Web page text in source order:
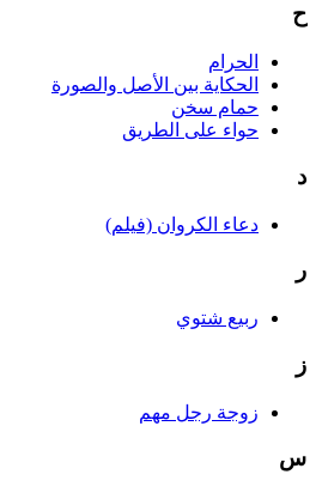
ح
الحرام
الحكاية بين الأصل والصورة
حمام سخن
حواء على الطريق
د
دعاء الكروان (فيلم)
ر
ربيع شتوي
ز
زوجة رجل مهم
س